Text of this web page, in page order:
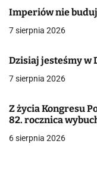
a
w
p
Imperiów nie
7 sierpnia 2026
Dzisiaj jesteśmy w
7 sierpnia 2026
Z życia Kongresu
82. rocznica
6 sierpnia 2026